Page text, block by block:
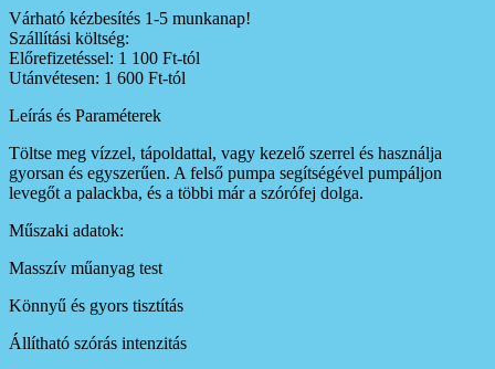
Várható kézbesítés 1-5 munkanap!
Szállítási költség:
Előrefizetéssel: 1 100 Ft-tól
Utánvétesen: 1 600 Ft-tól
Leírás és Paraméterek
Töltse meg vízzel, tápoldattal, vagy kezelő szerrel és használja
gyorsan és egyszerűen. A felső pumpa segítségével pumpáljon
levegőt a palackba, és a többi már a szórófej dolga.
Műszaki adatok:
Masszív műanyag test
Könnyű és gyors tisztítás
Állítható szórás intenzitás